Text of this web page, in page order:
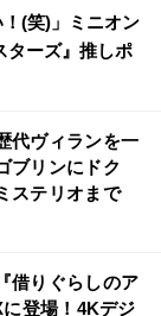
！(笑)」ミニオン
ターズ』推しポ
代ヴィランを一
ブリンにドク
ステリオまで
借りぐらしのア
登場！4Kデジ